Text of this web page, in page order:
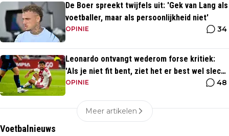
De Boer spreekt twijfels uit: 'Gek van Lang als
voetballer, maar als persoonlijkheid niet'
OPINIE 34
Leonardo ontvangt wederom forse kritiek:
'Als je niet fit bent, ziet het er best wel slecht
uit'
OPINIE 48
Meer artikelen
Voetbalnieuws